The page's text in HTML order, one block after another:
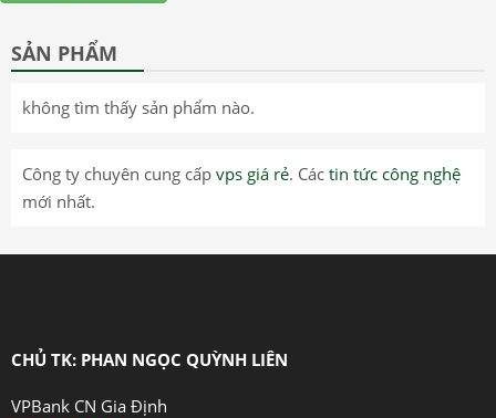
SẢN PHẨM
không tìm thấy sản phẩm nào.
Công ty chuyên cung cấp vps giá rẻ. Các tin tức công nghệ
mới nhất.
CHỦ TK: PHAN NGỌC QUỲNH LIÊN
VPBank CN Gia Định